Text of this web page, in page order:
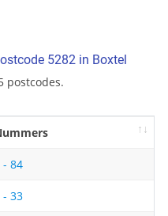
5282 in Boxtel
postcodes.
- 84
- 33